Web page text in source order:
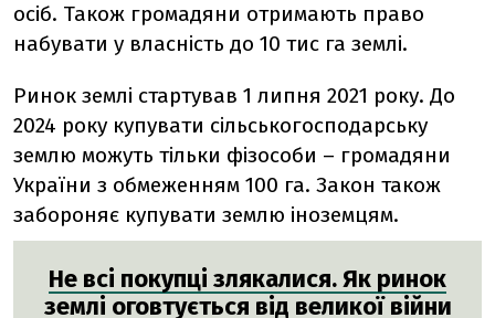
осіб. Також громадяни отримають право
набувати у власність до 10 тис га землі.
Ринок землі стартував 1 липня 2021 року. До
2024 року купувати сільськогосподарську
землю можуть тільки фізособи – громадяни
України з обмеженням 100 га. Закон також
забороняє купувати землю іноземцям.
Не всі покупці злякалися. Як ринок
землі оговтується від великої війни